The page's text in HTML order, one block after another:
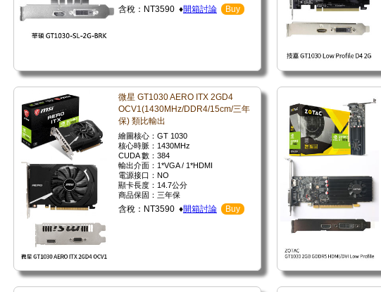
含稅：NT3590 ♦開箱討論 Buy
微星 GT1030 AERO ITX 2GD4
OCV1(1430MHz/DDR4/15cm/三年
保) 類比輸出
繪圖核心：GT 1030
核心時脈：1430MHz
CUDA 數：384
輸出介面：1*VGA / 1*HDMI
電源接口：NO
顯卡長度：14.7公分
商品保固：三年保
含稅：NT3590 ♦開箱討論 Buy